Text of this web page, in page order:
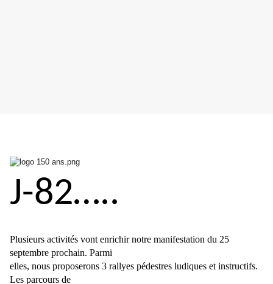
J-82…..
Plusieurs activités vont enrichir notre manifestation du 25
septembre prochain. Parmi
elles, nous proposerons 3 rallyes pédestres ludiques et instructifs.
Les parcours de